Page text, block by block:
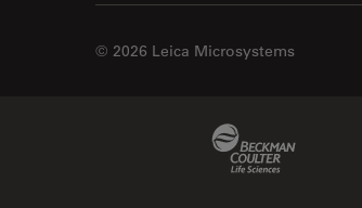
© 2026 Leica Microsystems